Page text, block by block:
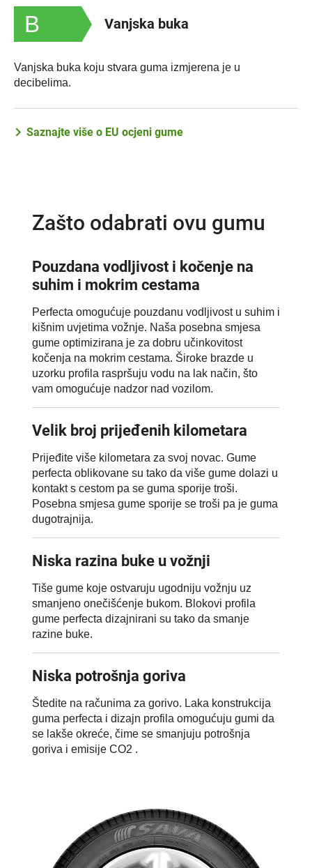
B Vanjska buka
Vanjska buka koju stvara guma izmjerena je u
decibelima.
Saznajte više o EU ocjeni gume
Zašto odabrati ovu gumu
Pouzdana vodljivost i kočenje na
suhim i mokrim cestama
Perfecta omogućuje pouzdanu vodljivost u suhim i
kišnim uvjetima vožnje. Naša posebna smjesa
gume optimizirana je za dobru učinkovitost
kočenja na mokrim cestama. Široke brazde u
uzorku profila raspršuju vodu na lak način, što
vam omogućuje nadzor nad vozilom.
Velik broj prijeđenih kilometara
Prijeđite više kilometara za svoj novac. Gume
perfecta oblikovane su tako da više gume dolazi u
kontakt s cestom pa se guma sporije troši.
Posebna smjesa gume sporije se troši pa je guma
dugotrajnija.
Niska razina buke u vožnji
Tiše gume koje ostvaruju ugodniju vožnju uz
smanjeno onečišćenje bukom. Blokovi profila
gume perfecta dizajnirani su tako da smanje
razine buke.
Niska potrošnja goriva
Štedite na računima za gorivo. Laka konstrukcija
guma perfecta i dizajn profila omogućuju gumi da
se lakše okreće, čime se smanjuju potrošnja
goriva i emisije CO2 .